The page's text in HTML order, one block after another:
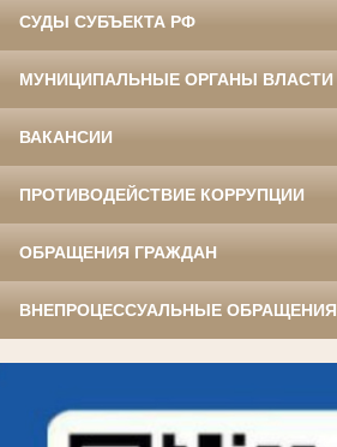
СУДЫ СУБЪЕКТА РФ
МУНИЦИПАЛЬНЫЕ ОРГАНЫ ВЛАСТИ
ВАКАНСИИ
ПРОТИВОДЕЙСТВИЕ КОРРУПЦИИ
ОБРАЩЕНИЯ ГРАЖДАН
ВНЕПРОЦЕССУАЛЬНЫЕ ОБРАЩЕНИЯ